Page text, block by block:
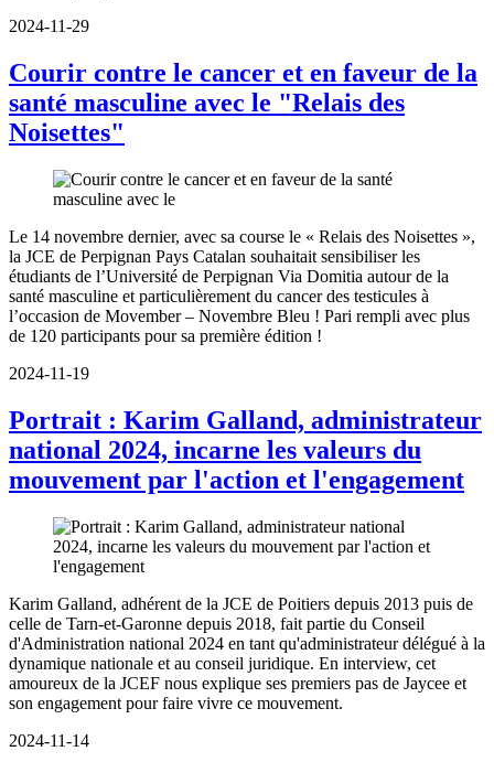
2024-11-29
Courir contre le cancer et en faveur de la
santé masculine avec le "Relais des
Noisettes"
Le 14 novembre dernier, avec sa course le « Relais des Noisettes »,
la JCE de Perpignan Pays Catalan souhaitait sensibiliser les
étudiants de l’Université de Perpignan Via Domitia autour de la
santé masculine et particulièrement du cancer des testicules à
l’occasion de Movember – Novembre Bleu ! Pari rempli avec plus
de 120 participants pour sa première édition !
2024-11-19
Portrait : Karim Galland, administrateur
national 2024, incarne les valeurs du
mouvement par l'action et l'engagement
Karim Galland, adhérent de la JCE de Poitiers depuis 2013 puis de
celle de Tarn-et-Garonne depuis 2018, fait partie du Conseil
d'Administration national 2024 en tant qu'administrateur délégué à la
dynamique nationale et au conseil juridique. En interview, cet
amoureux de la JCEF nous explique ses premiers pas de Jaycee et
son engagement pour faire vivre ce mouvement.
2024-11-14